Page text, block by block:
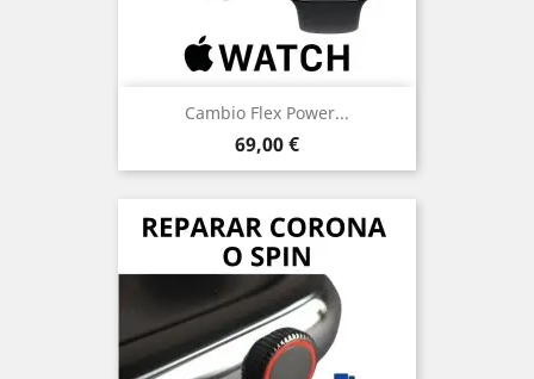
Cambio Flex Power...
Precio
69,00 €